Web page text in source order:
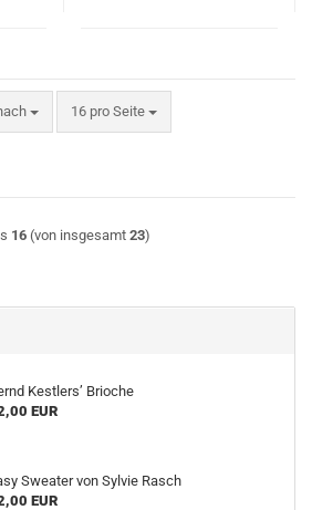
16 pro Seite
pro Seite
16 (von insgesamt 23)
Kestlers’ Brioche
EUR
Sweater von Sylvie Rasch
EUR